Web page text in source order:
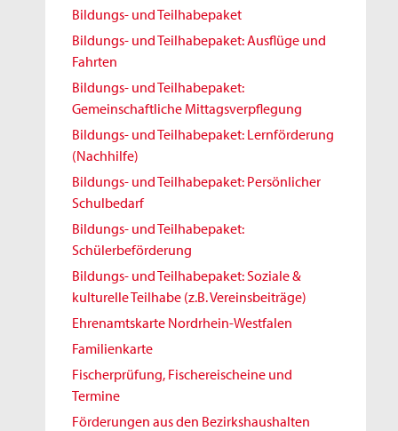
Bildungs- und Teilhabepaket
Bildungs- und Teilhabepaket: Ausflüge und
Fahrten
Bildungs- und Teilhabepaket:
Gemeinschaftliche Mittagsverpflegung
Bildungs- und Teilhabepaket: Lernförderung
(Nachhilfe)
Bildungs- und Teilhabepaket: Persönlicher
Schulbedarf
Bildungs- und Teilhabepaket:
Schülerbeförderung
Bildungs- und Teilhabepaket: Soziale &
kulturelle Teilhabe (z.B. Vereinsbeiträge)
Ehrenamtskarte Nordrhein-Westfalen
Familienkarte
Fischerprüfung, Fischereischeine und
Termine
Förderungen aus den Bezirkshaushalten